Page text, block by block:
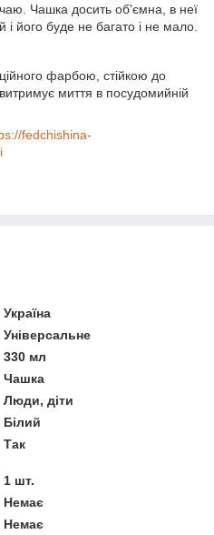
Чашка досить об'ємна, в неї
його буде не багато і не мало.
фарбою, стійкою до
миття в посудомийній
fedchishina-
Україна
Універсальне
330 мл
Чашка
Люди, діти
Білий
Так
1 шт.
Немає
Немає